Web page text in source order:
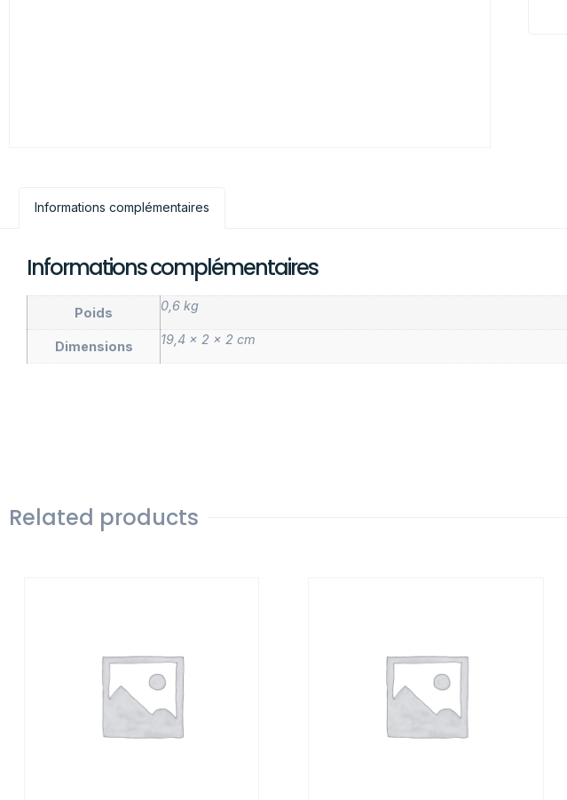
Informations complémentaires
Informations complémentaires
Poids 0,6 kg
Dimensions 19,4 × 2 × 2 cm
Related products